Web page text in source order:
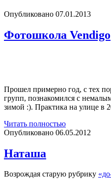
Опубликовано 07.01.2013
Фотошкола Vendigo
Прошел примерно год, с тех
групп, познакомился с
зимой :). Практика на улице в
Читать полностьюФотошкола
Vendigo
Опубликовано 06.05.2012
Наташа
Возрождая старую рубрику